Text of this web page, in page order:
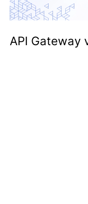
API Gateway